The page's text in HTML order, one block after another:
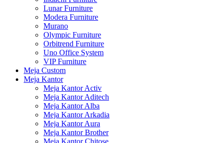
Lunar Furniture
Modera Furniture
Murano
Olympic Furniture
Orbitrend Furniture
Uno Office System
VIP Furniture
Meja Custom
Meja Kantor
Meja Kantor Activ
Meja Kantor Aditech
Meja Kantor Alba
Meja Kantor Arkadia
Meja Kantor Aura
Meja Kantor Brother
Meja Kantor Chitose